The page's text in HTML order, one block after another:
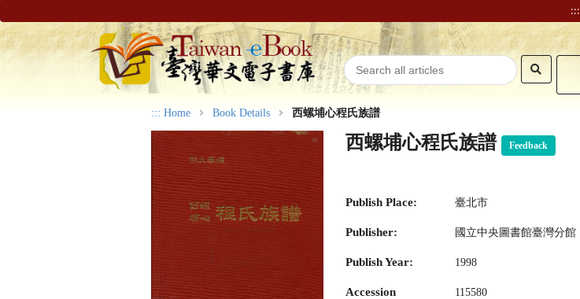
:::
::: Home Book Details 西螺埔心程氏族譜
西螺埔心程氏族譜 Feedback
Publish Place: 臺北市
Publisher: 國立中央圖書館臺灣分館
Publish Year: 1998
Accession
115580